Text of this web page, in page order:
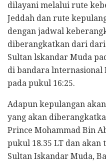
dilayani melalui rute
Jeddah dan rute
dengan jadwal
diberangkatkan dari
Sultan lskandar Muda
di bandara lnternasional
pada pukul 16:25.
Adapun kepulangan
yang akan
Prince Mohammad Bin
pukul 18.35 LT dan
Sultan Iskandar Muda,